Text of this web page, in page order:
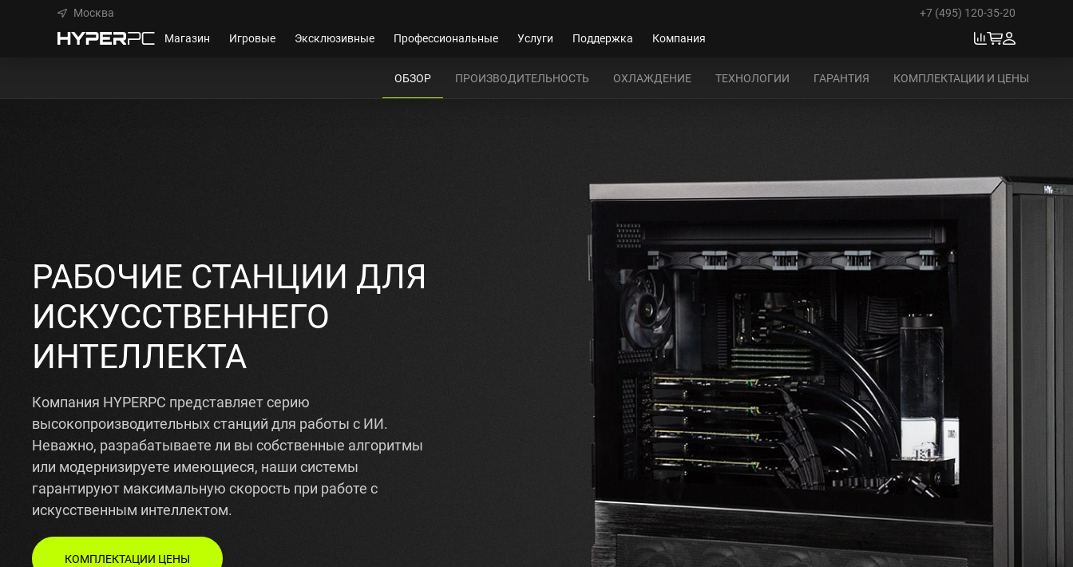
Москва
+7 (495) 120-35-20
Магазин
Игровые Эксклюзивные Профессиональные Услуги Поддержка Компания
ОБЗОР ПРОИЗВОДИТЕЛЬНОСТЬ ОХЛАЖДЕНИЕ ТЕХНОЛОГИИ ГАРАНТИЯ КОМПЛЕКТАЦИИ И ЦЕНЫ
РАБОЧИЕ СТАНЦИИ ДЛЯ
ИСКУССТВЕННЕГО
ИНТЕЛЛЕКТА
Компания HYPERPC представляет серию
высокопроизводительных станций для работы с ИИ.
Неважно, разрабатываете ли вы собственные алгоритмы
или модернизируете имеющиеся, наши системы
гарантируют максимальную скорость при работе с
искусственным интеллектом.
КОМПЛЕКТАЦИИ ЦЕНЫ